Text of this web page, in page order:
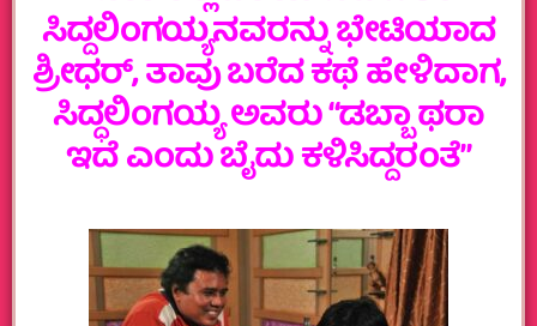
ಸಿದ್ದಲಿಂಗಯ್ಯನವರನ್ನು ಭೇಟಿಯಾದ
ಶ್ರೀಧರ್,‌ ತಾವು ಬರೆದ ಕಥೆ ಹೇಳಿದಾಗ,
ಸಿದ್ಧಲಿಂಗಯ್ಯ ಅವರು “ಡಬ್ಬಾ ಥರಾ
ಇದೆ ಎಂದು ಬೈದು ಕಳಿಸಿದ್ದರಂತೆ”